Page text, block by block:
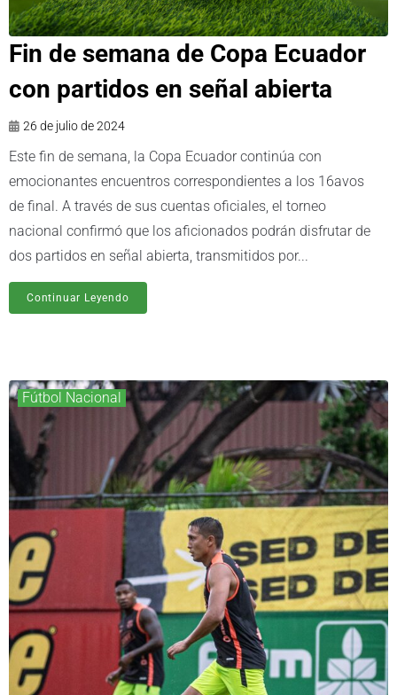
Fin de semana de Copa Ecuador
con partidos en señal abierta
26 de julio de 2024
Este fin de semana, la Copa Ecuador continúa con
emocionantes encuentros correspondientes a los 16avos
de final. A través de sus cuentas oficiales, el torneo
nacional confirmó que los aficionados podrán disfrutar de
dos partidos en señal abierta, transmitidos por...
Continuar Leyendo
Fútbol Nacional